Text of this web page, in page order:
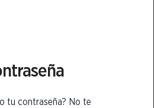
tu contraseña? No te